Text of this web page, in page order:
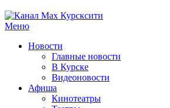
Меню
Новости
Главные новости
В Курске
Видеоновости
Афиша
Кинотеатры